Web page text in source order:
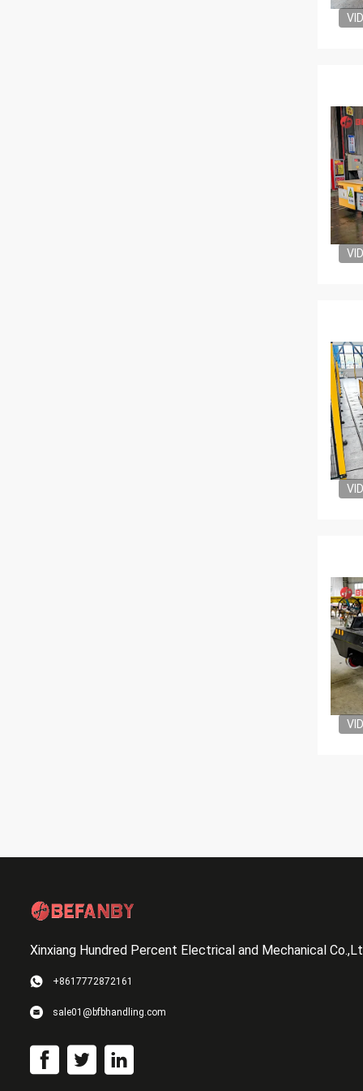
Xinxiang Hundred Percent Electrical and Mechanical
+8617772872161
sale01@bfbhandling.com